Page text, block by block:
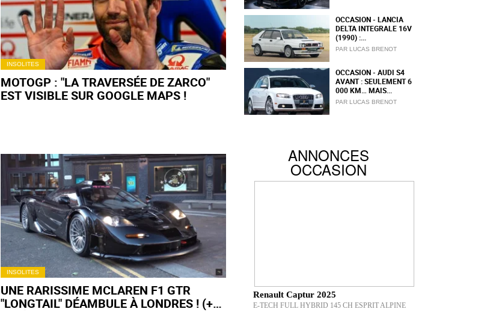
INSOLITES
MOTOGP : "LA TRAVERSÉE DE ZARCO"
EST VISIBLE SUR GOOGLE MAPS !
INSOLITES
UNE RARISSIME MCLAREN F1 GTR
"LONGTAIL" DÉAMBULE À LONDRES ! (+
OCCASION - LANCIA
DELTA INTEGRALE 16V
(1990) :...
PAR LUCAS BRENOT
OCCASION - AUDI S4
AVANT : SEULEMENT 6
000 KM… MAIS...
PAR LUCAS BRENOT
ANNONCES
OCCASION
Renault Captur 2025
E-TECH FULL HYBRID 145 CH ESPRIT ALPINE